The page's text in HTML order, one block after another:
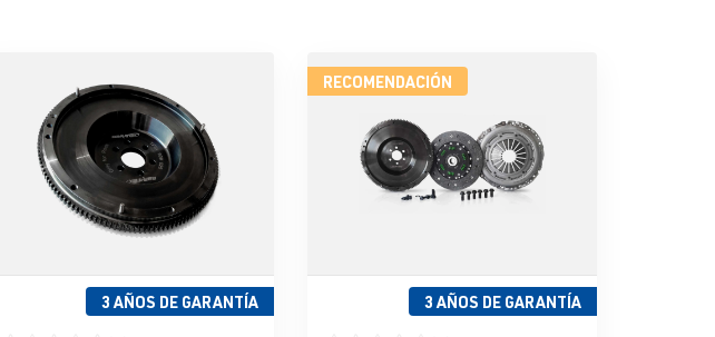
3 AÑOS DE GARANTÍA
RECOMENDACIÓN
3 AÑOS DE GARANTÍA